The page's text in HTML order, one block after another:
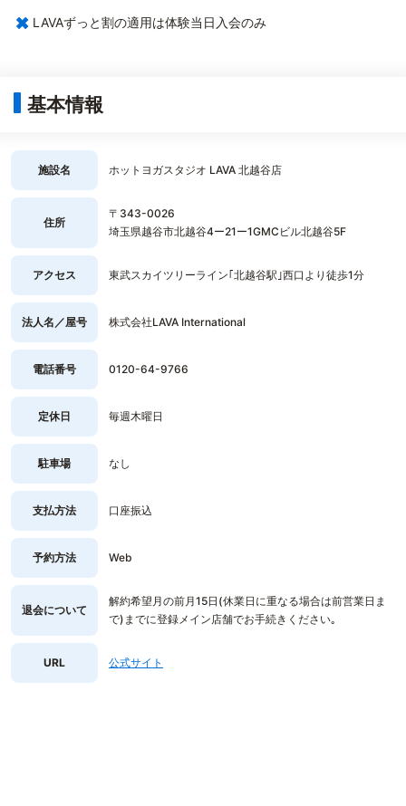
× LAVAずっと割の適用は体験当日入会のみ
基本情報
施設名 ホットヨガスタジオ LAVA 北越谷店
住所
〒343-0026
埼玉県越谷市北越谷4ー21ー1GMCビル北越谷5F
アクセス 東武スカイツリーライン｢北越谷駅｣西口より徒歩1分
法人名／屋号 株式会社LAVA International
電話番号 0120-64-9766
定休日 毎週木曜日
駐車場 なし
支払方法 口座振込
予約方法 Web
退会について
解約希望月の前月15日(休業日に重なる場合は前営業日ま
で)までに登録メイン店舗でお手続きください｡
URL 公式サイト